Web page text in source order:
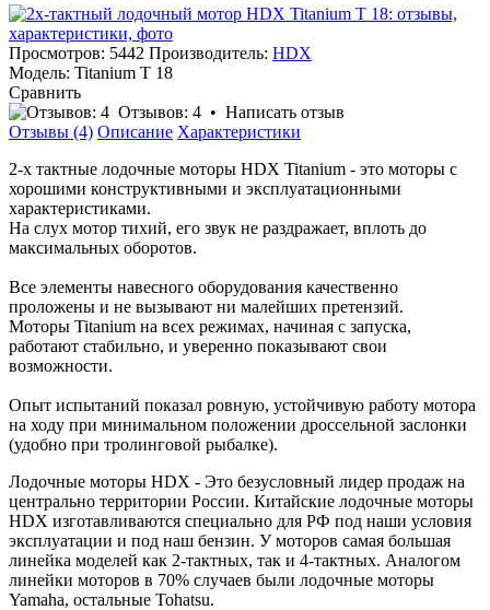
Просмотров: 5442 Производитель: HDX
Модель: Titanium T 18
Сравнить
Отзывов: 4 • Написать отзыв
Отзывы (4) Описание Характеристики
2-х тактные лодочные моторы HDX Titanium - это моторы с
хорошими конструктивными и эксплуатационными
характеристиками.
На слух мотор тихий, его звук не раздражает, вплоть до
максимальных оборотов.
Все элементы навесного оборудования качественно
проложены и не вызывают ни малейших претензий.
Моторы Titanium на всех режимах, начиная с запуска,
работают стабильно, и уверенно показывают свои
возможности.
Опыт испытаний показал ровную, устойчивую работу мотора
на ходу при минимальном положении дроссельной заслонки
(удобно при тролинговой рыбалке).
Лодочные моторы HDX - Это безусловный лидер продаж на
центрально территории России. Китайские лодочные моторы
HDX изготавливаются специально для РФ под наши условия
эксплуатации и под наш бензин. У моторов самая большая
линейка моделей как 2-тактных, так и 4-тактных. Аналогом
линейки моторов в 70% случаев были лодочные моторы
Yamaha, остальные Tohatsu.